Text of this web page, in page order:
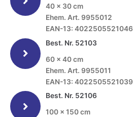
40 x 30 cm
Ehem. Art. 9955012
EAN-13: 4022505521046
Best. Nr. 52103
60 x 40 cm
Ehem. Art. 9955011
EAN-13: 4022505521039
Best. Nr. 52106
100 x 150 cm